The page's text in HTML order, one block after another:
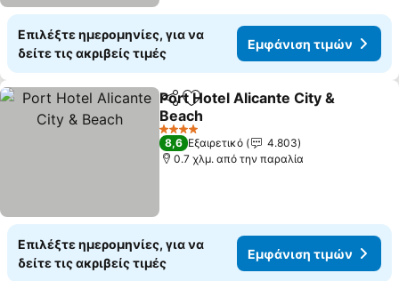
Επιλέξτε ημερομηνίες, για να
δείτε τις ακριβείς τιμές
Εμφάνιση τιμών
Κοινοποίηση
Προσθήκη στα αγαπημένα
Port Hotel Alicante City &
Beach
4 Αστέρια
8,6 Εξαιρετικό
4.803
0.7 χλμ. από την παραλία
Επιλέξτε ημερομηνίες, για να
δείτε τις ακριβείς τιμές
Εμφάνιση τιμών